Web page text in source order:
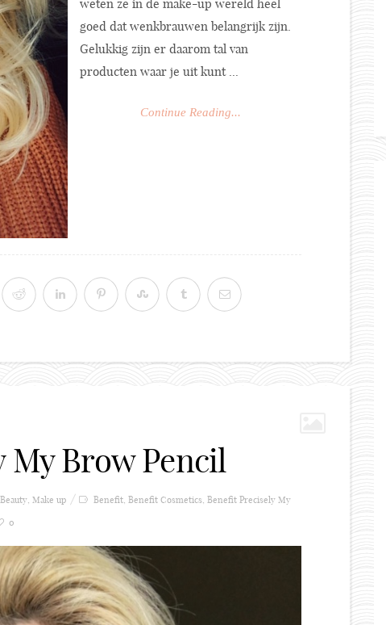
weten ze in de make-up wereld heel
goed dat wenkbrauwen belangrijk zijn.
Gelukkig zijn er daarom tal van
producten waar je uit kunt ...
Continue Reading...
My Brow Pencil
Beauty Make up Benefit Benefit Cosmetics Benefit Precisely My
0